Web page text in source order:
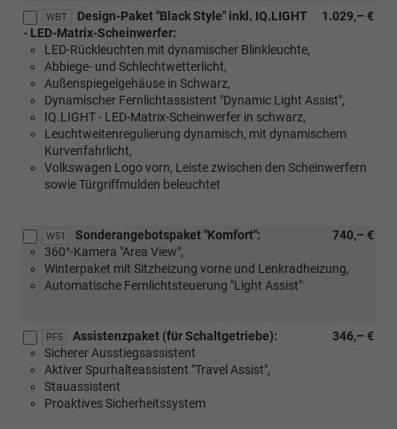
eTSI)
WBT 1.029,– €
Design-Paket "Black Style" inkl. IQ.LIGHT
- LED-Matrix-Scheinwerfer:
LED-Rückleuchten mit dynamischer Blinkleuchte,
Abbiege- und Schlechtwetterlicht,
Außenspiegelgehäuse in Schwarz,
Dynamischer Fernlichtassistent "Dynamic Light Assist",
IQ.LIGHT - LED-Matrix-Scheinwerfer in schwarz,
Leuchtweitenregulierung dynamisch, mit dynamischem
Kurvenfahrlicht,
Volkswagen Logo vorn, Leiste zwischen den Scheinwerfern
sowie Türgriffmulden beleuchtet
W51 740,– €
Sonderangebotspaket "Komfort":
360°-Kamera "Area View",
Winterpaket mit Sitzheizung vorne und Lenkradheizung,
Automatische Fernlichtsteuerung "Light Assist"
PF5 346,– €
Assistenzpaket (für Schaltgetriebe):
Sicherer Ausstiegsassistent
Aktiver Spurhalteassistent "Travel Assist",
Stauassistent
Proaktives Sicherheitssystem